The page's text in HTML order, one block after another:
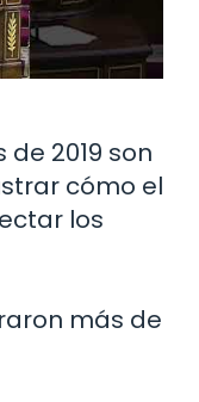
2019 son
cómo el
los
más de